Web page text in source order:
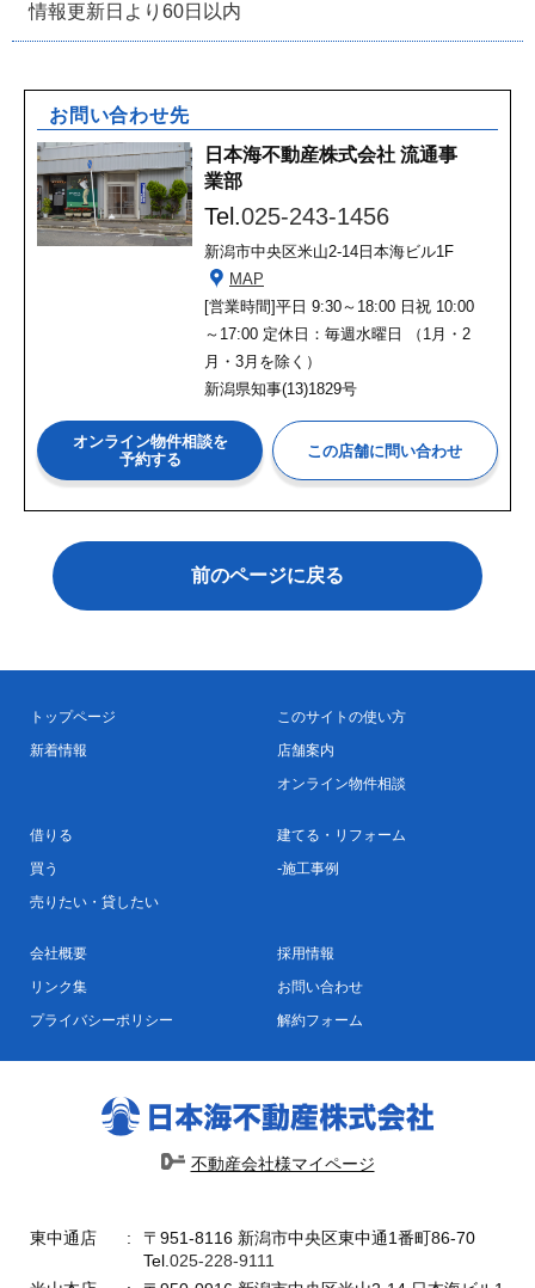
情報更新日より60日以内
お問い合わせ先
日本海不動産株式会社 流通事
業部
Tel.025-243-1456
新潟市中央区米山2-14日本海ビル1F
MAP
[営業時間]平日 9:30～18:00 日祝 10:00
～17:00 定休日：毎週水曜日 （1月・2
月・3月を除く）
新潟県知事(13)1829号
オンライン物件相談を
予約する
前のページに戻る
トップページ
新着情報
このサイトの使い方
店舗案内
オンライン物件相談
借りる
買う
売りたい・貸したい
建てる・リフォーム
施工事例
会社概要
リンク集
プライバシーポリシー
採用情報
お問い合わせ
解約フォーム
不動産会社様マイページ
東中通店
〒951-8116 新潟市中央区東中通1番町86-70
Tel.025-228-9111